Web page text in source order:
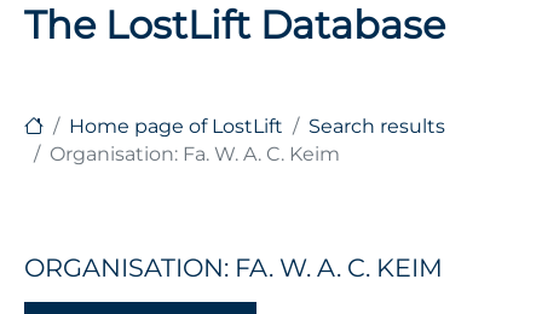
The LostLift Database
Home page of LostLift
Search results
Organisation: Fa. W. A. C. Keim
ORGANISATION: FA. W. A. C. KEIM